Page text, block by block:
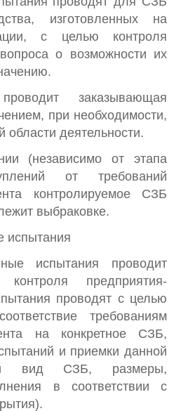
изготовленных на
с целью контроля
о возможности их
заказывающая
при необходимости,
области деятельности.
(независимо от этапа
от требований
контролируемое СЗБ
выбраковке.
испытания
испытания проводит
контроля предприятия-
проводят с целью
требованиям
на конкретное СЗБ,
и приемки данной
вид СЗБ, размеры,
в соответствии с